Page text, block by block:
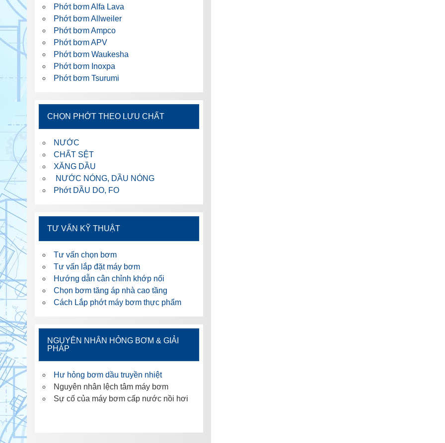
Phớt bơm Alfa Lava
Phớt bơm Allweiler
Phớt bơm Ampco
Phớt bơm APV
Phớt bơm Waukesha
Phớt bơm Inoxpa
Phớt bơm Tsurumi
CHỌN PHỚT THEO LƯU CHẤT
NƯỚC
CHẤT SỆT
XĂNG DẦU
NƯỚC NÓNG, DẦU NÓNG
Phớt DẦU DO, FO
TƯ VẤN KỸ THUẬT
Tư vấn chọn bơm
Tư vấn lắp đặt máy bơm
Hướng dẫn cân chỉnh khớp nối
Chọn bơm tăng áp nhà cao tầng
Cách Lắp phớt máy bơm thực phẩm
NGUYÊN NHÂN HỎNG BƠM & GIẢI
PHÁP
Hư hỏng bơm dầu truyền nhiệt
Nguyên nhân lệch tâm máy bơm
Sự cố của máy bơm cấp nước nồi hơi